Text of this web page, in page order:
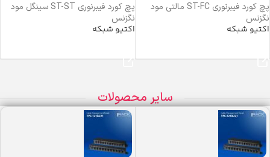
پچ کورد فیبرنوری ST-FC مالتی مود
نگزنس
اکتیو شبکه
پچ کورد فیبرنوری ST-ST سینگل مود
نگزنس
اکتیو شبکه
سایر محصولات